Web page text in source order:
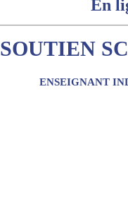
En
SOUTIEN
ENSEIGNANT